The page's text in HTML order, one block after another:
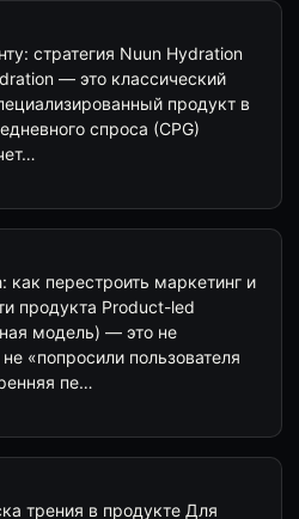
стратегия Nuun Hydration
— это классический
продукт в
спроса (CPG)
как перестроить маркетинг и
продукта Product-led
модель) — это не
«попросили пользователя
пе…
трения в продукте Для